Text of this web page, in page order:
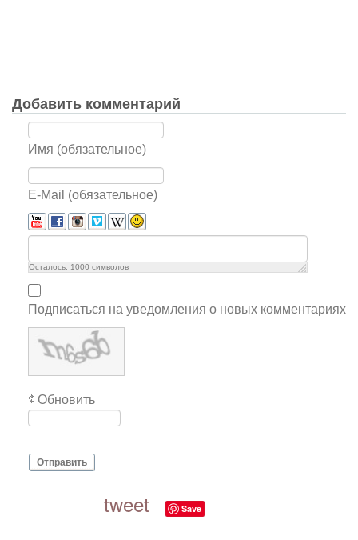
Добавить комментарий
Имя (обязательное)
E-Mail (обязательное)
Осталось: 1000 символов
Подписаться на уведомления о новых комментариях
Обновить
Отправить
tweet Save